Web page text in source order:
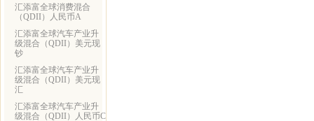
汇添富全球消费混合
（QDII）人民币A
汇添富全球汽车产业升
级混合（QDII）美元现
钞
汇添富全球汽车产业升
级混合（QDII）美元现
汇
汇添富全球汽车产业升
级混合（QDII）人民币C